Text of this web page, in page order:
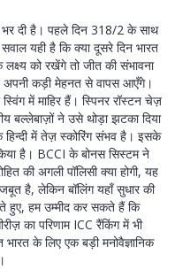
भर दी है। पहले दिन 318/2 के साथ
यही है कि क्या दूसरे दिन भारत
को रखेंगे तो जीत की संभावना
कड़ी मेहनत से वापस आएँगे।
में माहिर हैं। स्पिनर रॉस्टन चेज़
बल्लेबाज़ों ने उसे थोड़ा झटका दिया
में तेज़ स्कोरिंग संभव है। इसके
है। BCCI के बोनस सिस्टम ने
की अगली पॉलिसी क्या होगी, यह
है, लेकिन बॉलिंग यहाँ सुधार की
हम उम्मीद कर सकते हैं कि
का परिणाम ICC रैंकिंग में भी
के लिए एक बड़ी मनोवैज्ञानिक